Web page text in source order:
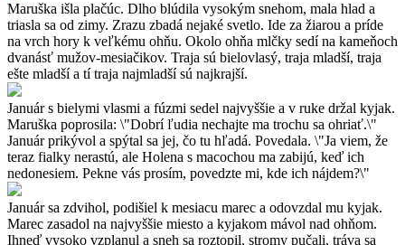
Maruška išla plačúc. Dlho blúdila vysokým snehom, mala hlad a
triasla sa od zimy. Zrazu zbadá nejaké svetlo. Ide za žiarou a príde
na vrch hory k veľkému ohňu. Okolo ohňa mlčky sedí na kameňoch
dvanásť mužov-mesiačikov. Traja sú bielovlasý, traja mladší, traja
ešte mladší a tí traja najmladší sú najkrajší.
Január s bielymi vlasmi a fúzmi sedel najvyššie a v ruke držal kyjak.
Maruška poprosila: \"Dobrí ľudia nechajte ma trochu sa ohriať.\"
Január prikývol a spýtal sa jej, čo tu hľadá. Povedala. \"Ja viem, že
teraz fialky nerastú, ale Holena s macochou ma zabijú, keď ich
nedonesiem. Pekne vás prosím, povedzte mi, kde ich nájdem?\"
Január sa zdvihol, podišiel k mesiacu marec a odovzdal mu kyjak.
Marec zasadol na najvyššie miesto a kyjakom mávol nad ohňom.
Ihneď vysoko vzplanul a sneh sa roztopil, stromy pučali, tráva sa